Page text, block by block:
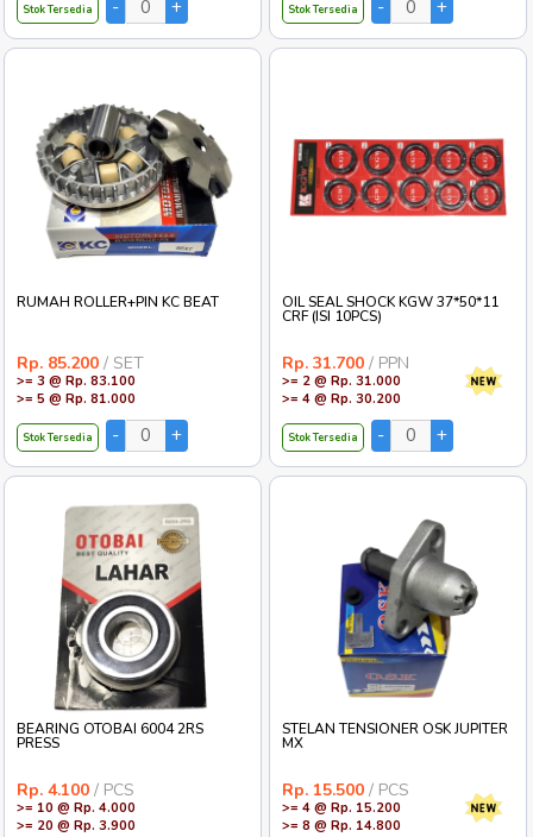
Stok Tersedia Stok Tersedia
RUMAH ROLLER+PIN KC BEAT
Rp. 85.200 / SET
>= 3 @ Rp. 83.100
>= 5 @ Rp. 81.000
Stok Tersedia
OIL SEAL SHOCK KGW 37*50*11
CRF (ISI 10PCS)
Rp. 31.700 / PPN
>= 2 @ Rp. 31.000
>= 4 @ Rp. 30.200
Stok Tersedia
BEARING OTOBAI 6004 2RS
PRESS
Rp. 4.100 / PCS
>= 10 @ Rp. 4.000
>= 20 @ Rp. 3.900
STELAN TENSIONER OSK JUPITER
MX
Rp. 15.500 / PCS
>= 4 @ Rp. 15.200
>= 8 @ Rp. 14.800